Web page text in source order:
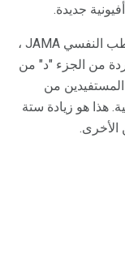
جديدة.
كما أظهرت دراسة أخرى ، هذه المرة في الطب النفسي JAMA ،
من الجزء "د" من
ووجد أن 6 من كل 1000 من المستفيدين من
هذا هو زيادة ستة